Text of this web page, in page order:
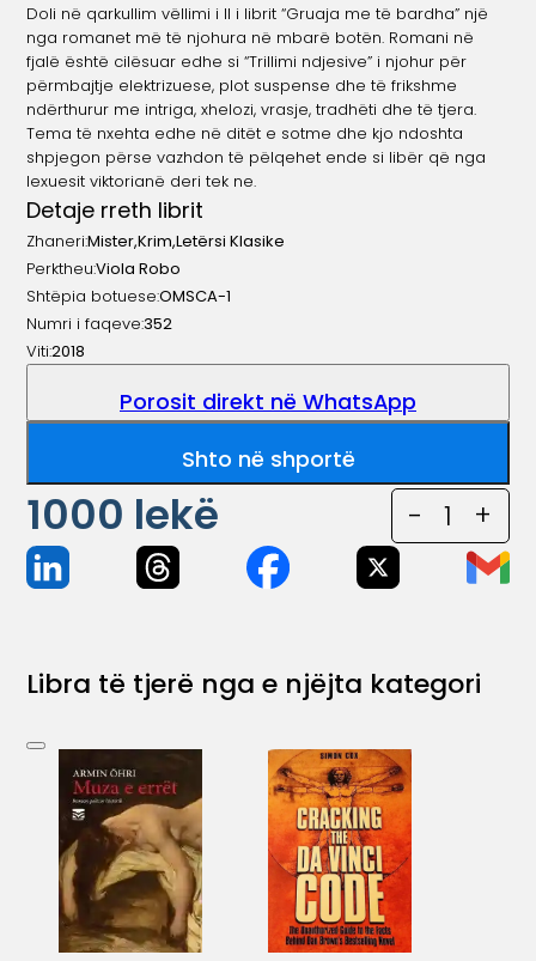
Doli në qarkullim vëllimi i II i librit “Gruaja me të bardha” një
nga romanet më të njohura në mbarë botën. Romani në
fjalë është cilësuar edhe si “Trillimi ndjesive” i njohur për
përmbajtje elektrizuese, plot suspense dhe të frikshme
ndërthurur me intriga, xhelozi, vrasje, tradhëti dhe të tjera.
Tema të nxehta edhe në ditët e sotme dhe kjo ndoshta
shpjegon përse vazhdon të pëlqehet ende si libër që nga
lexuesit viktorianë deri tek ne.
Detaje rreth librit
Zhaneri:Mister,Krim,Letërsi Klasike
Perktheu:Viola Robo
Shtëpia botuese:OMSCA-1
Numri i faqeve:352
Viti:2018
Porosit direkt në WhatsApp
Shto në shportë
1000 lekë - 1 +
Libra të tjerë nga e njëjta kategori